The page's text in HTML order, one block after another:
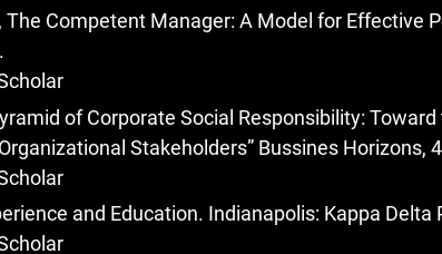
The Competent Manager: A Model for Effective
of Corporate Social Responsibility:
Stakeholders” Bussines Horizons,
and Education. Indianapolis: Kappa Delta